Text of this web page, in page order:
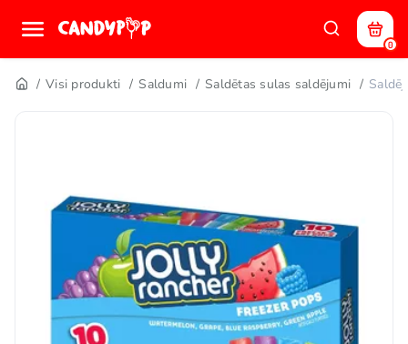
0
Visi produkti Saldumi Saldētas sulas saldējumi